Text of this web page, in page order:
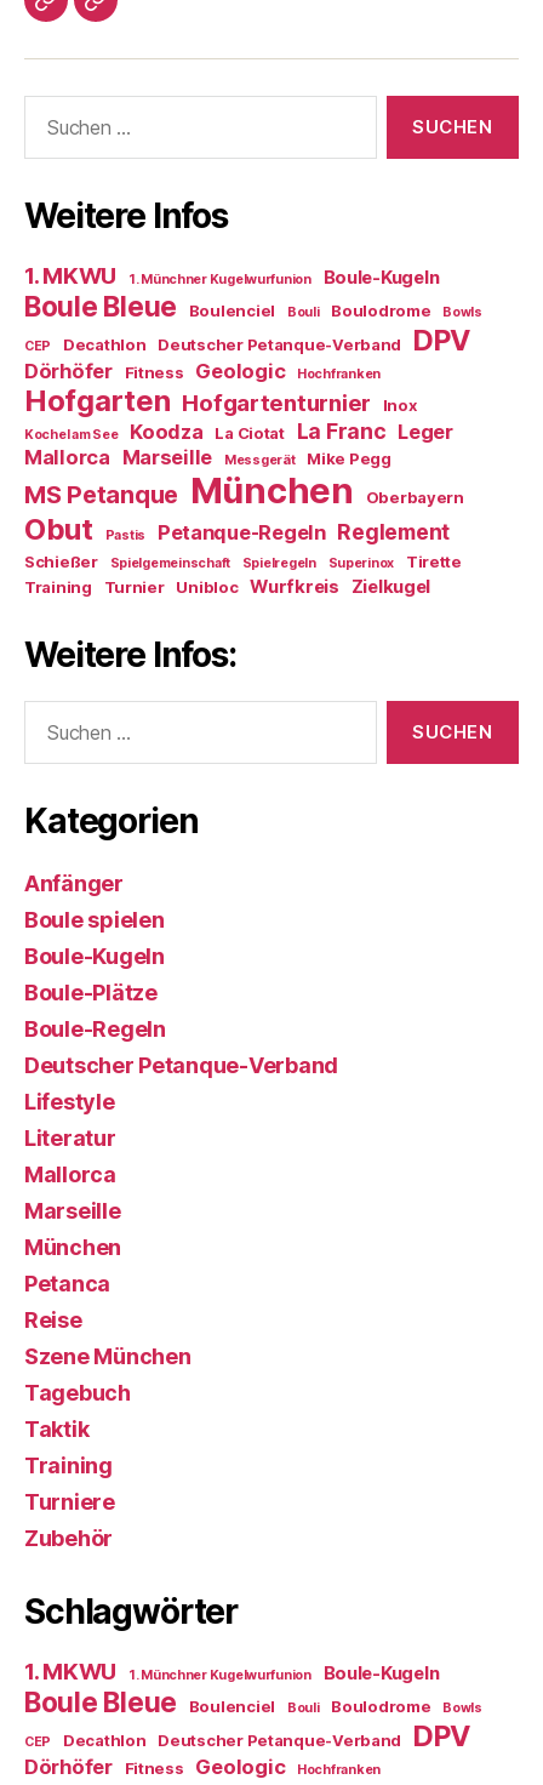
Impressum/DatSchutz
Beliebte
nach:
Weitere Infos
1. MKWU 1. Münchner Kugelwurfunion Boule-Kugeln
Boule Bleue Boulenciel Bouli Boulodrome Bowls
CEP Decathlon Deutscher Petanque-Verband DPV
Dörhöfer Fitness Geologic Hochfranken
Hofgarten Hofgartenturnier Inox
Kochel am See Koodza La Ciotat La Franc Leger
Mallorca Marseille Messgerät Mike Pegg
MS Petanque München Oberbayern
Obut Pastis Petanque-Regeln Reglement
Schießer Spielgemeinschaft Spielregeln Superinox
Tirette
Training
Turnier Unibloc Wurfkreis Zielkugel
Weitere Infos:
nach:
Kategorien
Anfänger
Boule spielen
Boule-Kugeln
Boule-Plätze
Boule-Regeln
Deutscher Petanque-Verband
Lifestyle
Literatur
Mallorca
Marseille
München
Petanca
Reise
Szene München
Tagebuch
Taktik
Training
Turniere
Zubehör
Schlagwörter
1. MKWU 1. Münchner Kugelwurfunion Boule-Kugeln
Boule Bleue Boulenciel Bouli Boulodrome Bowls
CEP Decathlon Deutscher Petanque-Verband DPV
Dörhöfer Fitness Geologic Hochfranken